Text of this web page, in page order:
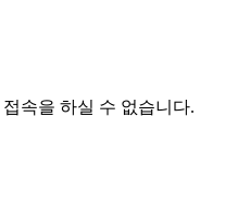
속을 하실 수 없습니다.